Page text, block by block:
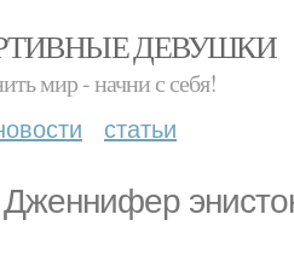
ДЕВУШКИ
мир - начни с себя!
статьи